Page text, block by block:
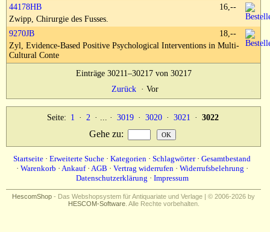
44178HB
Zwipp, Chirurgie des Fusses.
16,--
9270JB
Zyl, Evidence-Based Positive Psychological Interventions in Multi-
Cultural Conte
18,--
Einträge 30211–30217 von 30217
Zurück
· Vor
Seite: 1 · 2 · ... · 3019 · 3020 · 3021 · 3022
Gehe zu:
Startseite · Erweiterte Suche · Kategorien · Schlagwörter· Gesamtbestand
· Warenkorb · Ankauf· AGB · Vertrag widerrufen· Widerrufsbelehrung ·
Datenschutzerklärung · Impressum
HescomShop - Das Webshopsystem für Antiquariate und Verlage | © 2006-2026 by
HESCOM-Software. Alle Rechte vorbehalten.